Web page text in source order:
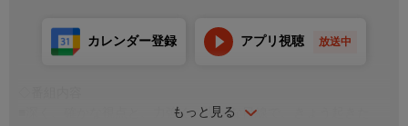
もっと見る
カレンダー登録 アプリ視聴 放送中
■深く、確かな視点と、力強く、温かな目線で、きょう起きた